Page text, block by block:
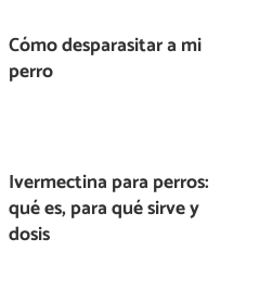
Cómo desparasitar a mi
perro
Ivermectina para perros:
qué es, para qué sirve y
dosis